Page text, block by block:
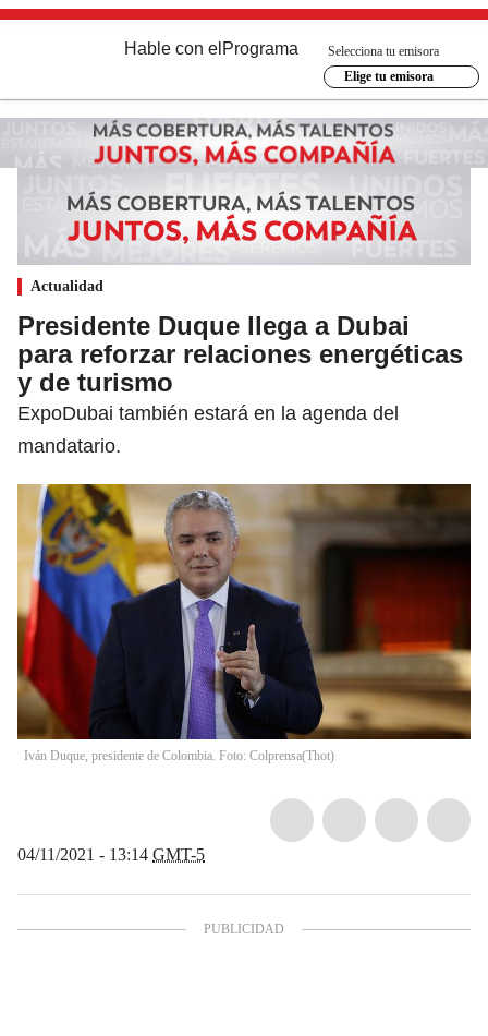
Hable con el Programa
Selecciona tu emisora
Elige tu emisora
Actualidad
Presidente Duque llega a Dubai
para reforzar relaciones energéticas
y de turismo
ExpoDubai también estará en la agenda del
mandatario.
Iván Duque, presidente de Colombia. Foto: Colprensa(Thot)
04/11/2021 - 13:14 GMT-5